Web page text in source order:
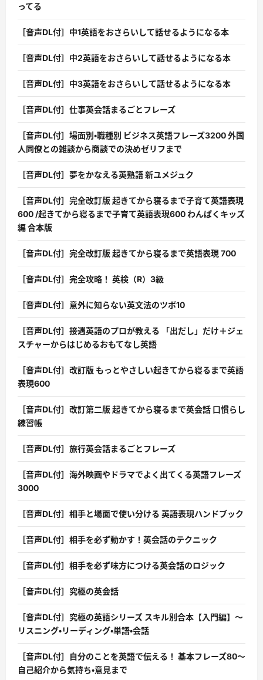
ってる
［音声DL付］中1英語をおさらいして話せるようになる本
［音声DL付］中2英語をおさらいして話せるようになる本
［音声DL付］中3英語をおさらいして話せるようになる本
［音声DL付］仕事英会話まるごとフレーズ
［音声DL付］場面別・職種別 ビジネス英語フレーズ3200 外国
人同僚との雑談から商談での決めゼリフまで
［音声DL付］夢をかなえる英熟語 新ユメジュク
［音声DL付］完全改訂版 起きてから寝るまで子育て英語表現
600 /起きてから寝るまで子育て英語表現600 わんぱくキッズ
編 合本版
［音声DL付］完全改訂版 起きてから寝るまで英語表現 700
［音声DL付］完全攻略！ 英検（R）3級
［音声DL付］意外に知らない英文法のツボ10
［音声DL付］接遇英語のプロが教える 「出だし」だけ＋ジェ
スチャーからはじめるおもてなし英語
［音声DL付］改訂版 もっとやさしい起きてから寝るまで英語
表現600
［音声DL付］改訂第二版 起きてから寝るまで英会話 口慣らし
練習帳
［音声DL付］旅行英会話まるごとフレーズ
［音声DL付］海外映画やドラマでよく出てくる英語フレーズ
3000
［音声DL付］相手と場面で使い分ける 英語表現ハンドブック
［音声DL付］相手を必ず動かす！英会話のテクニック
［音声DL付］相手を必ず味方につける英会話のロジック
［音声DL付］究極の英会話
［音声DL付］究極の英語シリーズ スキル別合本【入門編】〜
リスニング・リーディング・単語・会話
［音声DL付］自分のことを英語で伝える！ 基本フレーズ80〜
自己紹介から気持ち・意見まで